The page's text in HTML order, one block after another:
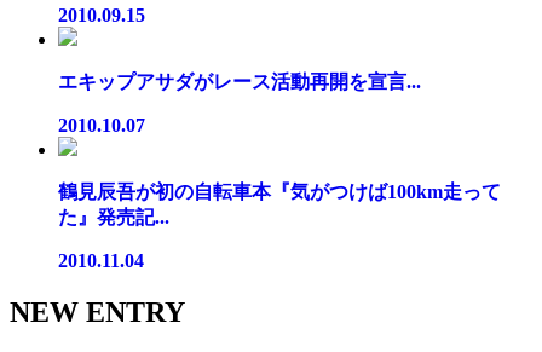
2010.09.15
エキップアサダがレース活動再開を宣言...
2010.10.07
鶴見辰吾が初の自転車本『気がつけば100km走って
た』発売記...
2010.11.04
NEW ENTRY